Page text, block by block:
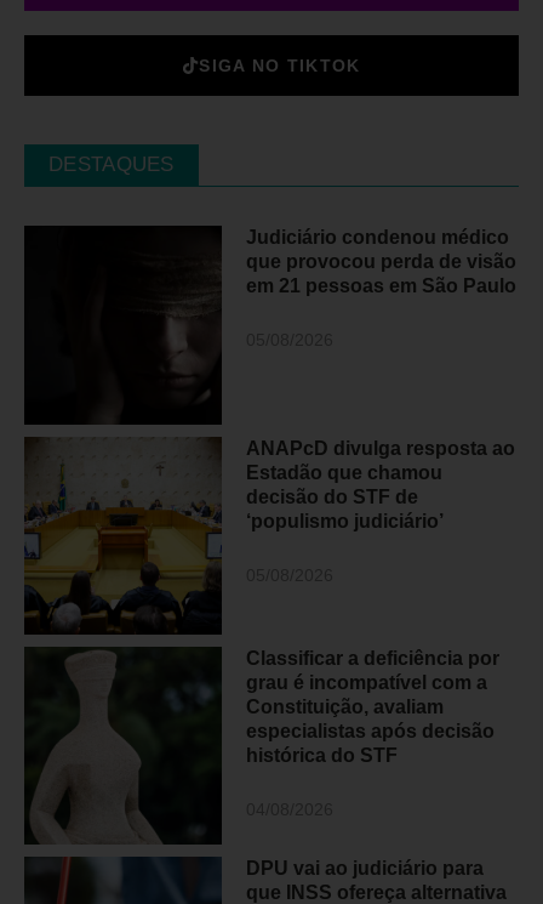
SIGA NO TIKTOK
DESTAQUES
Judiciário condenou médico
que provocou perda de visão
em 21 pessoas em São Paulo
ANAPcD divulga resposta ao
Estadão que chamou
decisão do STF de
‘populismo judiciário’
Classificar a deficiência por
grau é incompatível com a
Constituição, avaliam
especialistas após decisão
histórica do STF
DPU vai ao judiciário para
que INSS ofereça alternativa